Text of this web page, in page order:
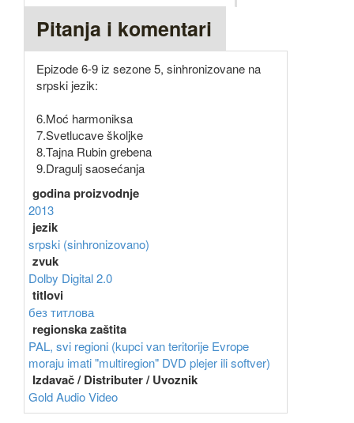
Pitanja i komentari
Epizode 6-9 iz sezone 5, sinhronizovane na
srpski jezik:
6.Moć harmoniksa
7.Svetlucave školjke
8.Tajna Rubin grebena
9.Dragulj saosećanja
godina proizvodnje
2013
jezik
srpski (sinhronizovano)
zvuk
Dolby Digital 2.0
titlovi
без титлова
regionska zaštita
PAL, svi regioni (kupci van teritorije Evrope
moraju imati "multiregion" DVD plejer ili softver)
Izdavač / Distributer / Uvoznik
Gold Audio Video